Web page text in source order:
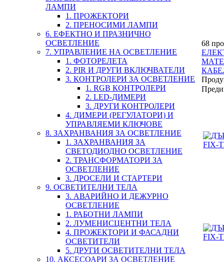
ЛАМПИ
1. ПРОЖЕКТОРИ
2. ПРЕНОСИМИ ЛАМПИ
6. ЕФЕКТНО И ПРАЗНИЧНО
ОСВЕТЛЕНИЕ
7. УПРАВЛЕНИЕ НА ОСВЕТЛЕНИЕ
1. ФОТОРЕЛЕТА
2. PIR И ДРУГИ ВКЛЮЧВАТЕЛИ
3. КОНТРОЛЕРИ ЗА ОСВЕТЛЕНИЕ
1. RGB КОНТРОЛЕРИ
2. LED-ДИМЕРИ
3. ДРУГИ КОНТРОЛЕРИ
4. ДИМЕРИ (РЕГУЛАТОРИ) И
УПРАВЛЯЕМИ КЛЮЧОВЕ
8. ЗАХРАНВАНИЯ ЗА ОСВЕТЛЕНИЕ
1. ЗАХРАНВАНИЯ ЗА
СВЕТОДИОДНО ОСВЕТЛЕНИЕ
2. ТРАНСФОРМАТОРИ ЗА
ОСВЕТЛЕНИЕ
3. ДРОСЕЛИ И СТАРТЕРИ
9. ОСВЕТИТЕЛНИ ТЕЛА
3. АВАРИЙНО И ДЕЖУРНО
ОСВЕТЛЕНИЕ
1. РАБОТНИ ЛАМПИ
2. ЛУМЕНИСЦЕНТНИ ТЕЛА
4. ПРОЖЕКТОРИ И ФАСАДНИ
ОСВЕТИТЕЛИ
5. ДРУГИ ОСВЕТИТЕЛНИ ТЕЛА
10. АКСЕСОАРИ ЗА ОСВЕТЛЕНИЕ
68